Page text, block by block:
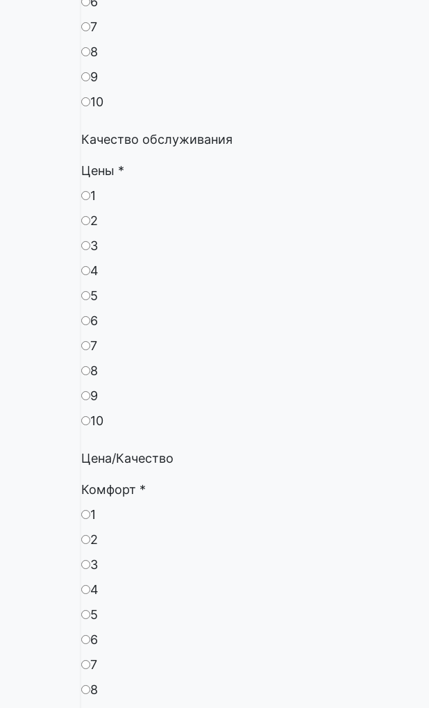
7
8
9
10
Качество обслуживания
Цены *
1
2
3
4
5
6
7
8
9
10
Цена/Качество
Комфорт *
1
2
3
4
5
6
7
8